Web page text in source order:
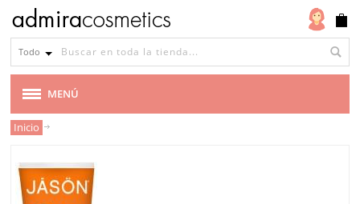
Todo
MENÚ
MARCAS
VEGANA
Inicio